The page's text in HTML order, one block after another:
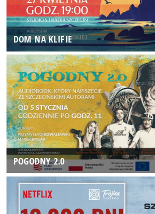
DOM NA KLIFIE
POGODNY 2.0